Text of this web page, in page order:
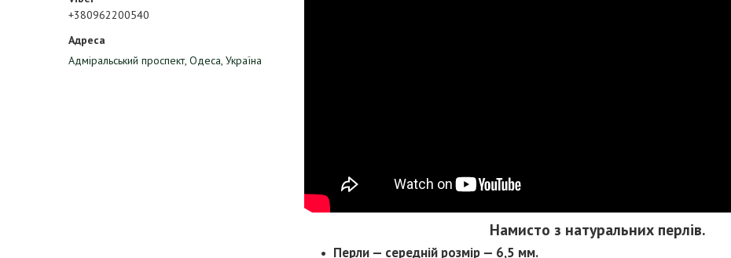
+380962200540
Адміральський проспект, Одеса, Україна
Намисто з натуральних перлів.
Перли — середній розмір — 6,5 мм.